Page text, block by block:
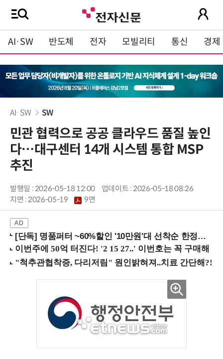
AI·SW 반도체 전자 모빌리티 통신 경제
AI·SW SW
민관 협력으로 공공 클라우드 품질 높인
다…대구센터 14개 시스템 통합 MSP
추진
발행일 : 2026-05-18 12:00
업데이트 : 2026-05-18 08:26
지면 :2026-05-19 9면
[단독] 명품퍼터 ~60%할인 '10만원'대 선착순 한정판매!